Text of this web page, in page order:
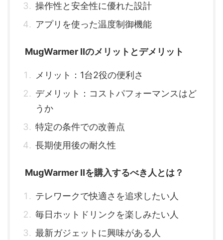
操作性と安全性に優れた設計
アプリを使った温度制御機能
MugWarmer IIのメリットとデメリット
メリット：1台2役の便利さ
デメリット：コストパフォーマンスはど
うか
特定の条件での改善点
長期使用後の耐久性
MugWarmer IIを購入するべき人とは？
テレワークで快適さを追求したい人
毎日ホットドリンクを楽しみたい人
最新ガジェットに興味がある人